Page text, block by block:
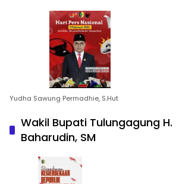
Yudha Sawung Permadhie, S.Hut
Wakil Bupati Tulungagung
Baharudin, SM